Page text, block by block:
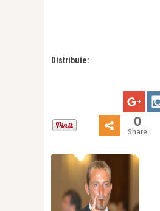
Distribuie:
0
Share